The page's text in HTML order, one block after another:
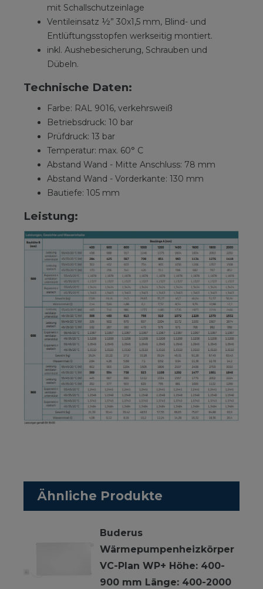
mit Schallschutzeinlage
Ventileinsatz ½” 30x1,5 mm, Blind- und
Entlüftungsstopfen werkseitig montiert.
inkl. Aushebesicherung, Schrauben und
Dübeln.
Technische Daten:
Farbe: RAL 9016, verkehrsweiß
Betriebsdruck: 10 bar
Prüfdruck: 13 bar
Temperatur: max. 60° C
Abstand Wand - Mitte Anschluss: 78 mm
Abstand Wand - Vorderkante: 130 mm
Bautiefe: 105 mm
Leistung:
Ähnliche Produkte
Buderus
Wärmepumpenheizkörper
VC-Plan WP+ Höhe: 400-
900 mm Länge: 400-2000